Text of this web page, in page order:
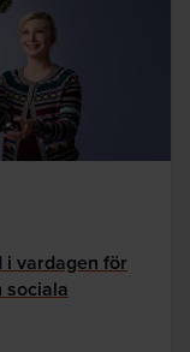
i vardagen för
sociala